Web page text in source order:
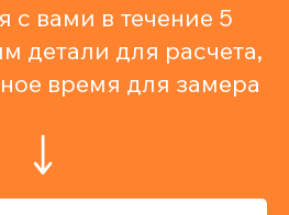
вами в течение 5
детали для расчета,
время для замера